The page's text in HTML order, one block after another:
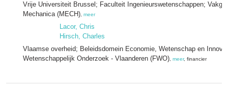
Vrije Universiteit Brussel; Faculteit Ingenieurswetenschappen;
Mechanica (MECH) meer
Lacor, Chris
Hirsch, Charles
Vlaamse overheid; Beleidsdomein Economie, Wetenschap en
Wetenschappelijk Onderzoek - Vlaanderen (FWO) meer, financier